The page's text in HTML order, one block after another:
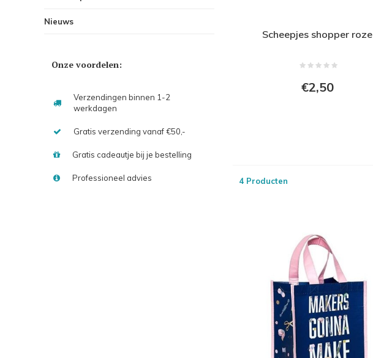
Nieuws
Onze voordelen:
Verzendingen binnen 1-2
werkdagen
Gratis verzending vanaf €50,-
Gratis cadeautje bij je bestelling
Professioneel advies
Scheepjes shopper roze
€2,50
4 Producten